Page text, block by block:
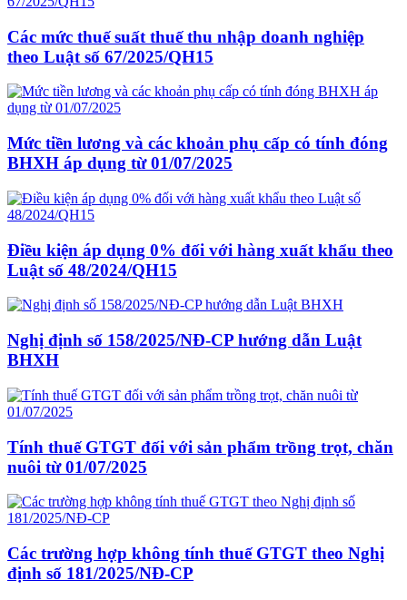
Các mức thuế suất thuế thu nhập doanh nghiệp
theo Luật số 67/2025/QH15
Mức tiền lương và các khoản phụ cấp có tính đóng
BHXH áp dụng từ 01/07/2025
Điều kiện áp dụng 0% đối với hàng xuất khẩu theo
Luật số 48/2024/QH15
Nghị định số 158/2025/NĐ-CP hướng dẫn Luật
BHXH
Tính thuế GTGT đối với sản phẩm trồng trọt, chăn
nuôi từ 01/07/2025
Các trường hợp không tính thuế GTGT theo Nghị
định số 181/2025/NĐ-CP